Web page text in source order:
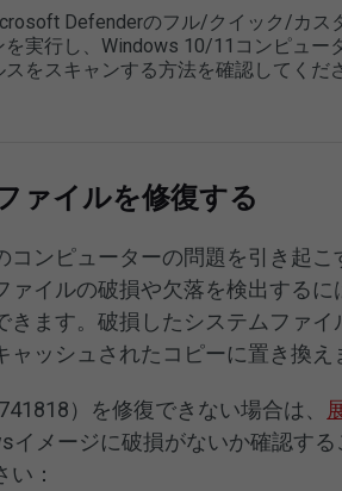
Defenderのフル/クイック/カス
を実行し、Windows 10/11コンピュー
スをスキャンする方法を確認してくだ
ァイルを修復する
ンピューターの問題を引き起こ
イルの破損や欠落を検出するに
きます。破損したシステムファイ
ッシュされたコピーに置き換え
）を修復できない場合は、
イメージに破損がないか確認する
：